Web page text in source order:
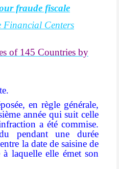
fraude fiscale
Financial Centers
of 145 Countries by
en règle générale,
année qui suit celle
a été commise.
pendant une durée
la date de saisine de
laquelle elle émet son